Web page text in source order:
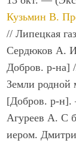
Кузьмин В.
// Липецкая
Сердюков А.
Добров. р-на]
Земли родной
[Добров. р-
Агуреев А. С
иером.